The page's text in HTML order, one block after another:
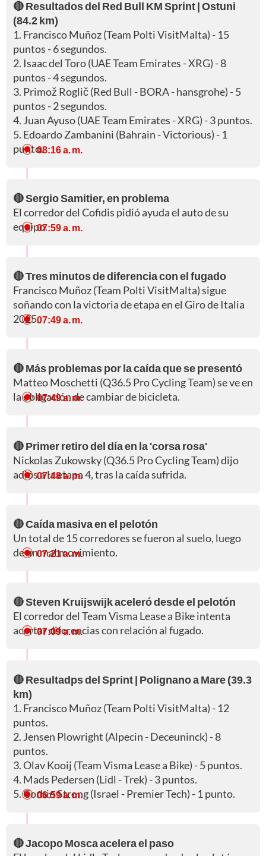
🔴 Resultados del Red Bull KM Sprint | Ostuni
(84.2 km)
1. Francisco Muñoz (Team Polti VisitMalta) - 15
puntos - 6 segundos.
2. Isaac del Toro (UAE Team Emirates - XRG) - 8
puntos - 4 segundos.
3. Primož Roglič (Red Bull - BORA - hansgrohe) - 5
puntos - 2 segundos.
4. Juan Ayuso (UAE Team Emirates - XRG) - 3 puntos.
5. Edoardo Zambanini (Bahrain - Victorious) - 1
punto.08:16 a. m.
🔴 Sergio Samitier, en problema
El corredor del Cofidis pidió ayuda el auto de su
equipo.07:59 a. m.
🔴 Tres minutos de diferencia con el fugado
Francisco Muñoz (Team Polti VisitMalta) sigue
soñando con la victoria de etapa en el Giro de Italia
2025.07:49 a. m.
🔴 Más problemas por la caída que se presentó
Matteo Moschetti (Q36.5 Pro Cycling Team) se ve en
la obligación de cambiar de bicicleta.
07:49 a. m.
🔴 Primer retiro del día en la 'corsa rosa'
Nickolas Zukowsky (Q36.5 Pro Cycling Team) dijo
adiós a la etapa 4, tras la caída sufrida.
07:48 a. m.
🔴 Caída masiva en el pelotón
Un total de 15 corredores se fueron al suelo, luego
de un mal movimiento.
07:21 a. m.
🔴 Steven Kruijswijk aceleró desde el pelotón
El corredor del Team Visma Lease a Bike intenta
acortar diferencias con relación al fugado.
07:09 a. m.
🔴 Resultadps del Sprint | Polignano a Mare (39.3
km)
1. Francisco Muñoz (Team Polti VisitMalta) - 12
puntos.
2. Jensen Plowright (Alpecin - Deceuninck) - 8
puntos.
3. Olav Kooij (Team Visma Lease a Bike) - 5 puntos.
4. Mads Pedersen (Lidl - Trek) - 3 puntos.
5. Corbin Strong (Israel - Premier Tech) - 1 punto.
06:59 a. m.
🔴 Jacopo Mosca acelera el paso